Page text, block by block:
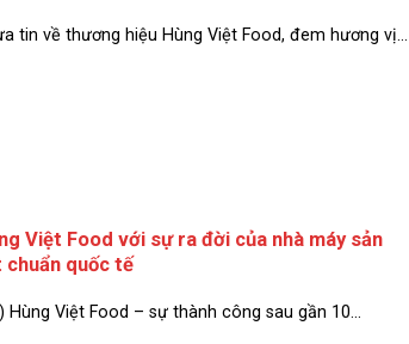
tin về thương hiệu Hùng Việt Food, đem hương vị...
Việt Food với sự ra đời của nhà máy sản
quốc tế
Việt Food – sự thành công sau gần 10...